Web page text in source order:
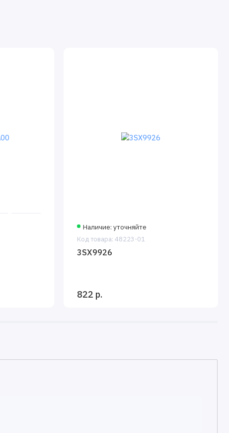
Наличие: уточняйте
Код товара: 48223-01
3SX9926
822 р.